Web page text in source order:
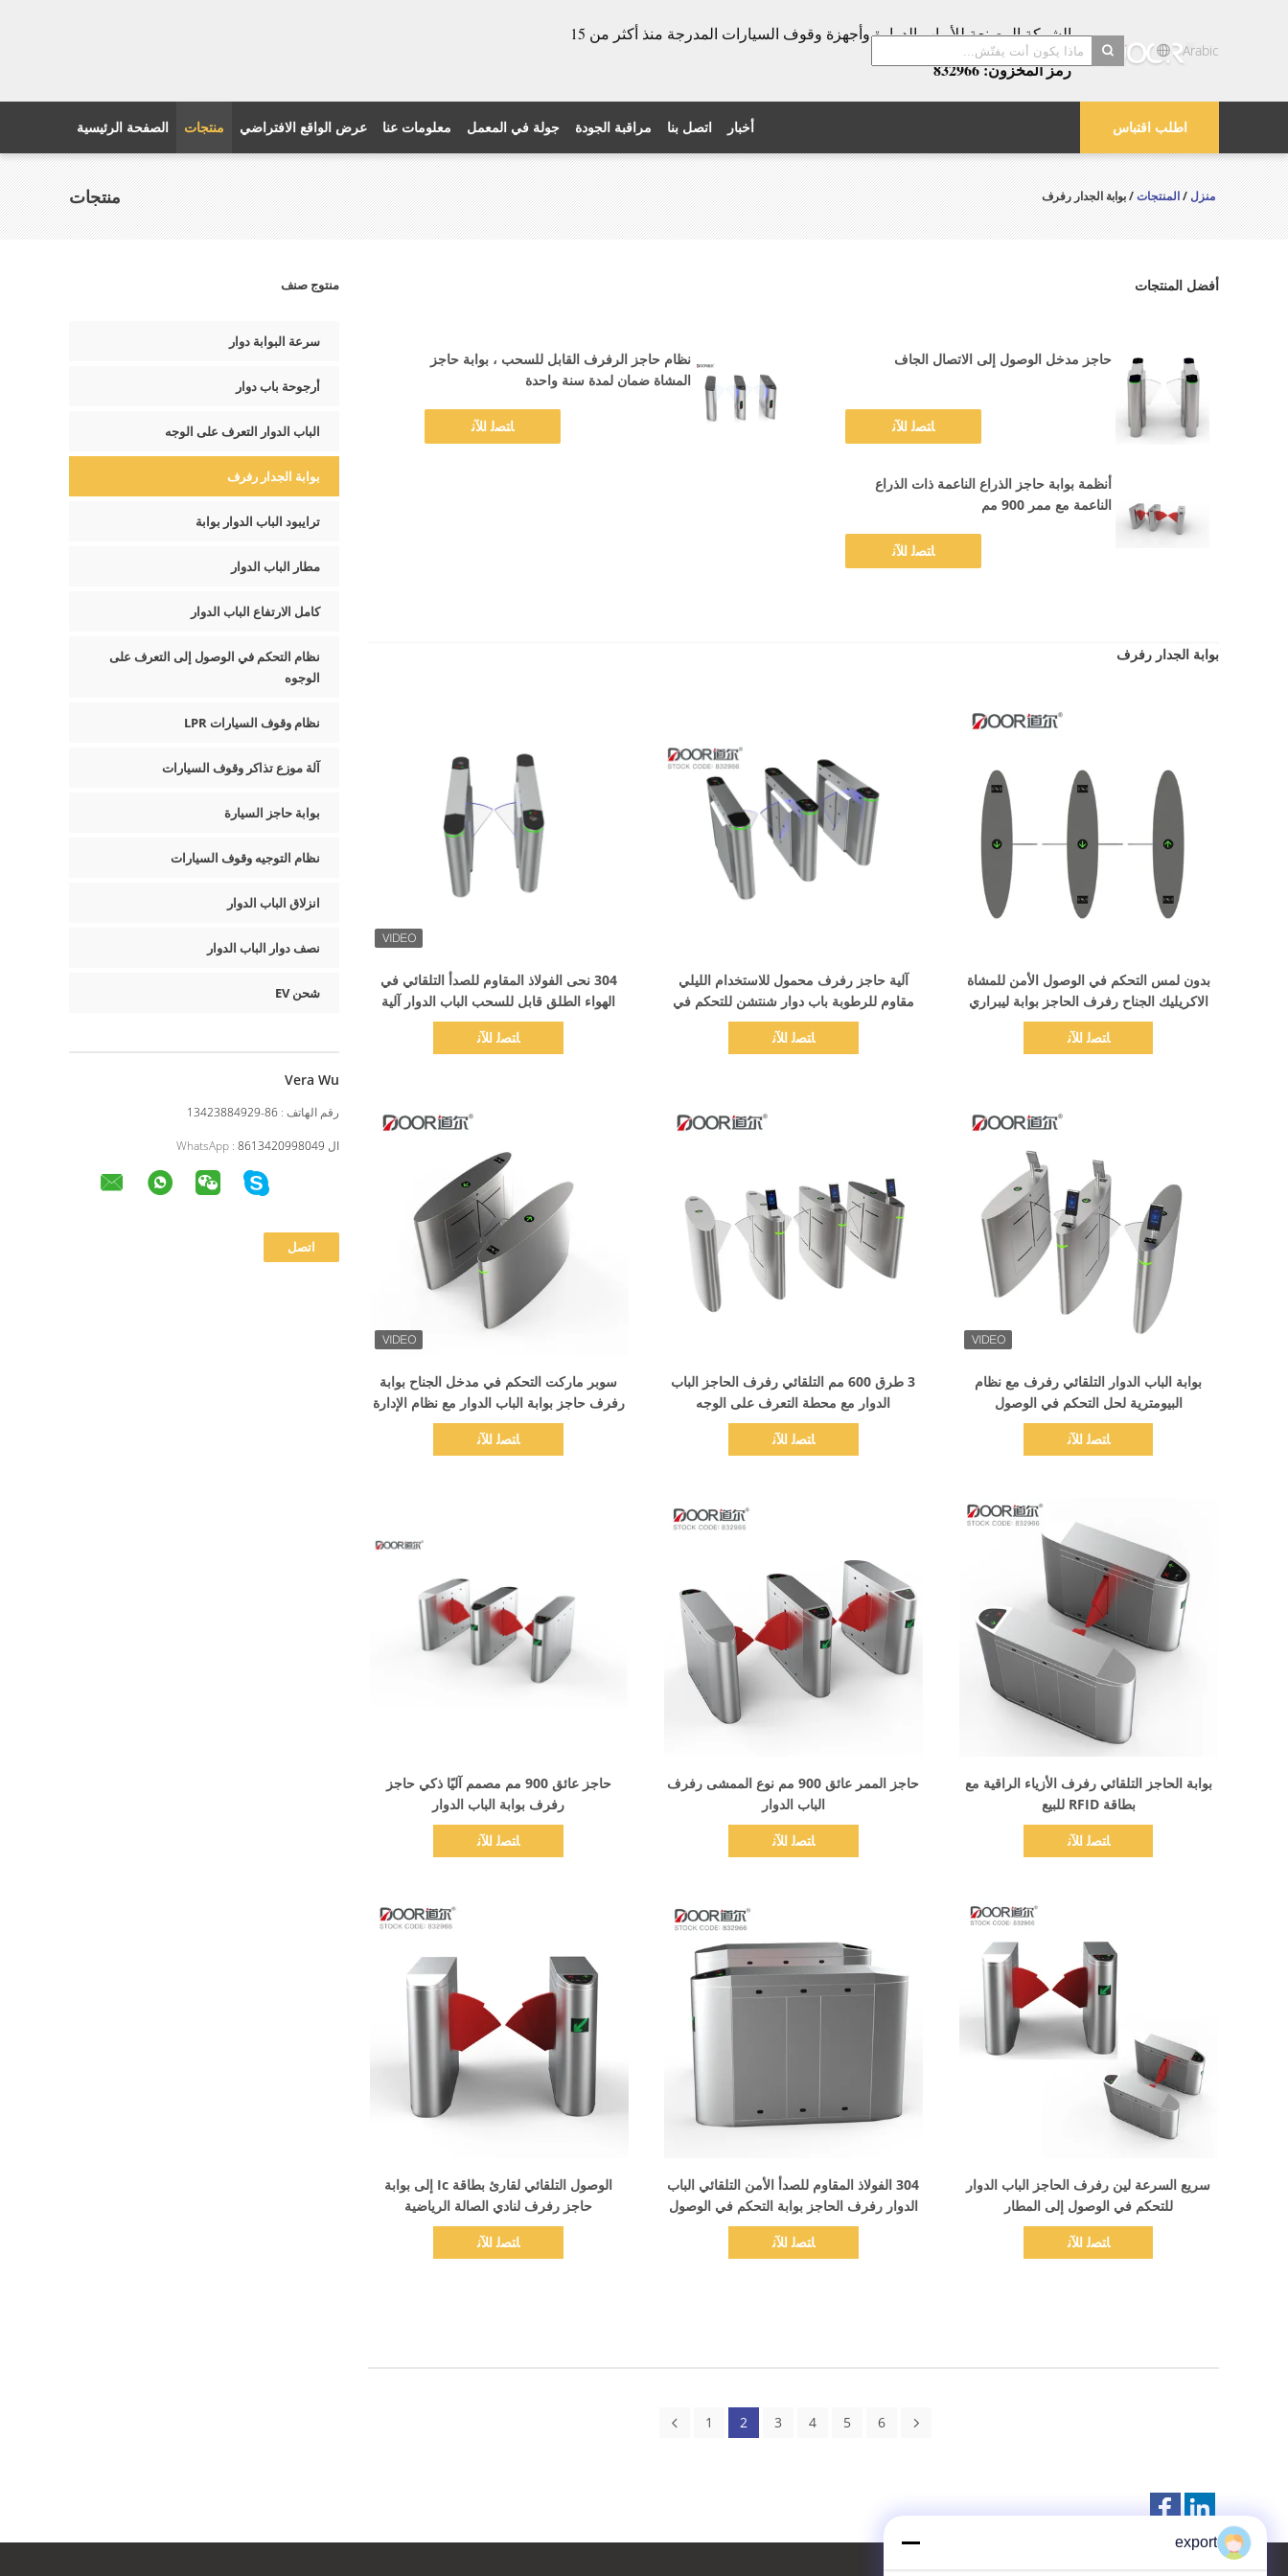
الشركة المصنعة للأبواب الدوارة وأجهزة وقوف السيارات المدرجة منذ أكثر من 15
عامًا!
رمز المخزون: 832966
Arabic
اطلب اقتباس الصفحة الرئيسية منتجات عرض الواقع الافتراضي معلومات عنا جولة في المعمل مراقبة الجودة اتصل بنا أخبار
منتجات منزل/المنتجات/ بوابة الجدار رفرف
منتوج صنف
سرعة البوابة دوار
أرجوحة باب دوار
الباب الدوار التعرف على الوجه
بوابة الجدار رفرف
ترايبود الباب الدوار بوابة
مطار الباب الدوار
كامل الارتفاع الباب الدوار
نظام التحكم في الوصول إلى التعرف على
الوجوه
نظام وقوف السيارات LPR
آلة موزع تذاكر وقوف السيارات
بوابة حاجز السيارة
نظام التوجيه وقوف السيارات
انزلاق الباب الدوار
نصف دوار الباب الدوار
شحن EV
Vera Wu
رقم الهاتف :
ال WhatsApp : 8613420998049
أفضل المنتجات
حاجز مدخل الوصول إلى الاتصال الجاف
ﺎﺘﺼﻟ ﺍﻶﻧ
نظام حاجز الرفرف القابل للسحب ، بوابة حاجز
المشاة ضمان لمدة سنة واحدة
ﺎﺘﺼﻟ ﺍﻶﻧ
أنظمة بوابة حاجز الذراع الناعمة ذات الذراع
الناعمة مع ممر 900 مم
ﺎﺘﺼﻟ ﺍﻶﻧ
بوابة الجدار رفرف
304 نحى الفولاذ المقاوم للصدأ التلقائي في
الهواء الطلق قابل للسحب الباب الدوار آلية
التحكم في الوصول بوابة الحاجز
ﺎﺘﺼﻟ ﺍﻶﻧ
آلية حاجز رفرف محمول للاستخدام الليلي
مقاوم للرطوبة باب دوار شنتشن للتحكم في
الوصول بوابة الباب الدوار
ﺎﺘﺼﻟ ﺍﻶﻧ
بدون لمس التحكم في الوصول الأمن للمشاة
الاكريليك الجناح رفرف الحاجز بوابة ليبراري
ﺎﺘﺼﻟ ﺍﻶﻧ
سوبر ماركت التحكم في مدخل الجناح بوابة
رفرف حاجز بوابة الباب الدوار مع نظام الإدارة
ﺎﺘﺼﻟ ﺍﻶﻧ
3 طرق 600 مم التلقائي رفرف الحاجز الباب
الدوار مع محطة التعرف على الوجه
ﺎﺘﺼﻟ ﺍﻶﻧ
بوابة الباب الدوار التلقائي رفرف مع نظام
البيومترية لحل التحكم في الوصول
ﺎﺘﺼﻟ ﺍﻶﻧ
اظهر التفاصيل
حاجز عائق 900 مم مصمم آليًا ذكي حاجز
رفرف بوابة الباب الدوار
ﺎﺘﺼﻟ ﺍﻶﻧ
حاجز الممر عائق 900 مم نوع الممشى رفرف
الباب الدوار
ﺎﺘﺼﻟ ﺍﻶﻧ
بوابة الحاجز التلقائي رفرف الأزياء الراقية مع
بطاقة RFID للبيع
ﺎﺘﺼﻟ ﺍﻶﻧ
الوصول التلقائي لقارئ بطاقة Ic إلى بوابة
حاجز رفرف لنادي الصالة الرياضية
ﺎﺘﺼﻟ ﺍﻶﻧ
اظهر التفاصيل
304 الفولاذ المقاوم للصدأ الأمن التلقائي الباب
الدوار رفرف الحاجز بوابة التحكم في الوصول
الباب الدوار الإلكتروني
ﺎﺘﺼﻟ ﺍﻶﻧ
سريع السرعة لين رفرف الحاجز الباب الدوار
للتحكم في الوصول إلى المطار
ﺎﺘﺼﻟ ﺍﻶﻧ
1 2 3 4 5 6
export